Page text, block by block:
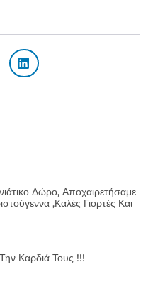
Δώρο, Αποχαιρετήσαμε
,καλές Γιορτές Και
Καρδιά Τους !!!